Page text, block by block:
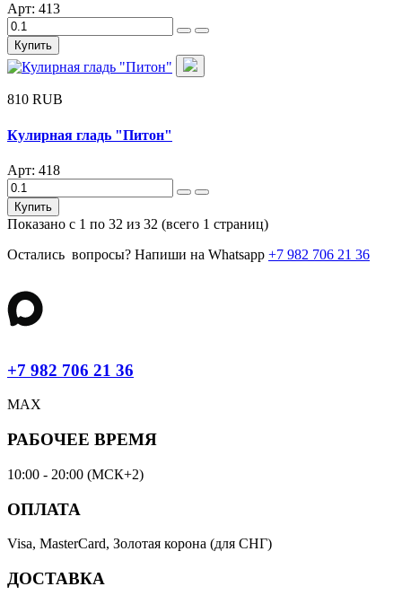
Арт: 413
Купить
810 RUB
Кулирная гладь "Питон"
Арт: 418
Купить
Показано с 1 по 32 из 32 (всего 1 страниц)
Остались вопросы? Напиши на Whatsapp +7 982 706 21 36
+7 982 706 21 36
MAX
РАБОЧЕЕ ВРЕМЯ
10:00 - 20:00 (МСК+2)
ОПЛАТА
Visa, MasterCard, Золотая корона (для СНГ)
ДОСТАВКА